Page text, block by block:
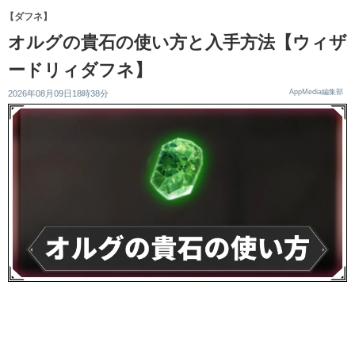
【ダフネ】
オルグの貴石の使い方と入手方法【ウィザ
ードリィダフネ】
2026年08月09日18時38分 AppMedia編集部